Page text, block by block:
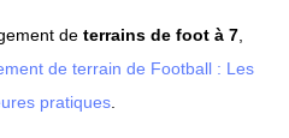
de terrains de foot à 7
de terrain de Football : Les
pratiques